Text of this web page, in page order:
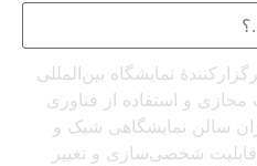
نمایشگاه بین‌المللی
مجازی و استفاده از فناوری
سالن نمایشگاهی شیک و
قابلیت شخصی‌سازی و تغییر